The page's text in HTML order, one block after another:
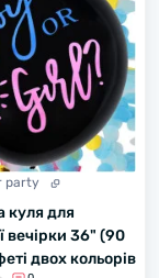
party
куля для
вечірки 36" (90
двох кольорів